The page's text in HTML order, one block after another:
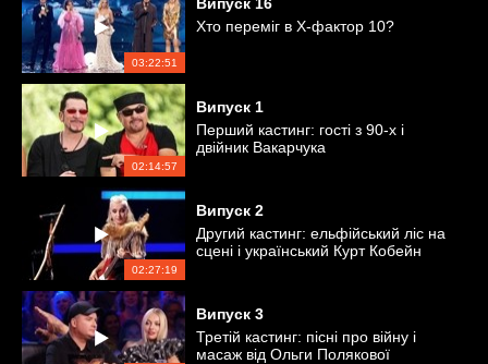
03:22:51
Хто переміг в Х-фактор 10?
02:14:57
Випуск 1
Перший кастинг: гості з 90-х і
двійник Вакарчука
02:27:19
Випуск 2
Другий кастинг: ельфійський ліс на
сцені і український Курт Кобейн
Випуск 3
Третій кастинг: пісні про війну і
масаж від Ольги Полякової